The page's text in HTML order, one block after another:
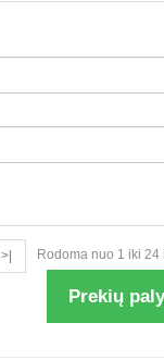
>| Rodoma nuo 1 iki
Prekių